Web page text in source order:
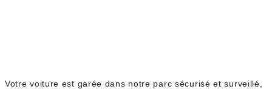
Votre voiture est garée dans notre parc sécurisé et surveillé,